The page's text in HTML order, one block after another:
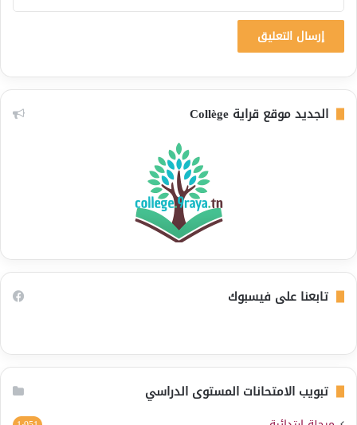
الجديد موقع قراية Collège
تابعنا على فيسبوك
تبويب الامتحانات المستوى الدراسي